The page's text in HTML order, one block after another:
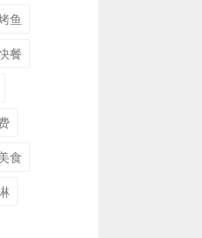
鱼
餐
食